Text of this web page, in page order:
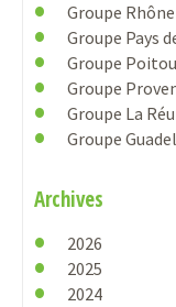
Groupe Rhône
Groupe Pays
Groupe
Groupe
Groupe La
Groupe
Archives
2026
2025
2024